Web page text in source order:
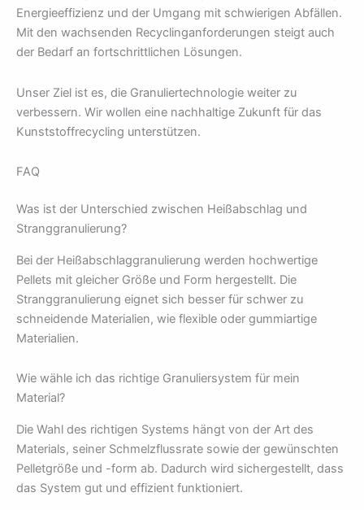
Energieeffizienz und der Umgang mit schwierigen Abfällen.
Mit den wachsenden Recyclinganforderungen steigt auch
der Bedarf an fortschrittlichen Lösungen.
Unser Ziel ist es, die Granuliertechnologie weiter zu
verbessern. Wir wollen eine nachhaltige Zukunft für das
Kunststoffrecycling unterstützen.
FAQ
Was ist der Unterschied zwischen Heißabschlag und
Stranggranulierung?
Bei der Heißabschlaggranulierung werden hochwertige
Pellets mit gleicher Größe und Form hergestellt. Die
Stranggranulierung eignet sich besser für schwer zu
schneidende Materialien, wie flexible oder gummiartige
Materialien.
Wie wähle ich das richtige Granuliersystem für mein
Material?
Die Wahl des richtigen Systems hängt von der Art des
Materials, seiner Schmelzflussrate sowie der gewünschten
Pelletgröße und -form ab. Dadurch wird sichergestellt, dass
das System gut und effizient funktioniert.